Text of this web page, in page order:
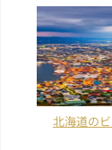
北海道の